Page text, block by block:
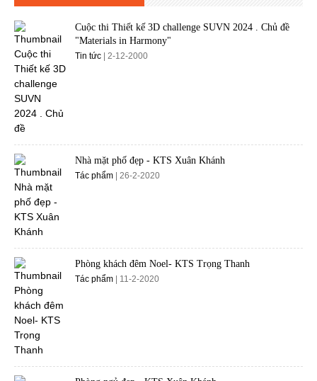
Cuộc thi Thiết kế 3D challenge SUVN 2024 . Chủ đề
"Materials in Harmony"
Tin tức| 2-12-2000
Nhà mặt phố đẹp - KTS Xuân Khánh
Tác phẩm | 26-2-2020
Phòng khách đêm Noel- KTS Trọng Thanh
Tác phẩm | 11-2-2020